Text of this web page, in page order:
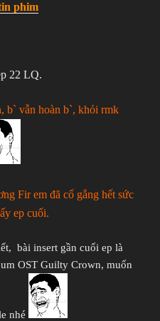
phim
22 LQ.
b` vẫn hoàn b`, khỏi rmk
Fir em đã cố gắng hết sức
ep cuối.
bài insert gần cuối ep là
OST Guilty Crown, muốn
nhé